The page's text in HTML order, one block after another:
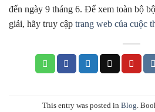
đến ngày 9 tháng 6. Để xem toàn bộ
giải, hãy truy cập trang web của cuộc
This entry was posted in Blog.